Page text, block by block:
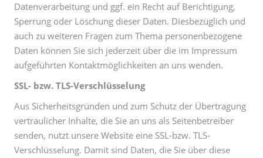
Datenverarbeitung und ggf. ein Recht auf Berichtigung,
Sperrung oder Löschung dieser Daten. Diesbezüglich und
auch zu weiteren Fragen zum Thema personenbezogene
Daten können Sie sich jederzeit über die im Impressum
aufgeführten Kontaktmöglichkeiten an uns wenden.
SSL- bzw. TLS-Verschlüsselung
Aus Sicherheitsgründen und zum Schutz der Übertragung
vertraulicher Inhalte, die Sie an uns als Seitenbetreiber
senden, nutzt unsere Website eine SSL-bzw. TLS-
Verschlüsselung. Damit sind Daten, die Sie über diese